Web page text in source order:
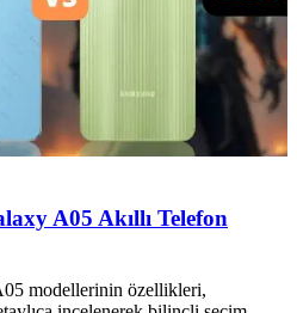
A05 Akıllı Telefon
modellerinin özellikleri,